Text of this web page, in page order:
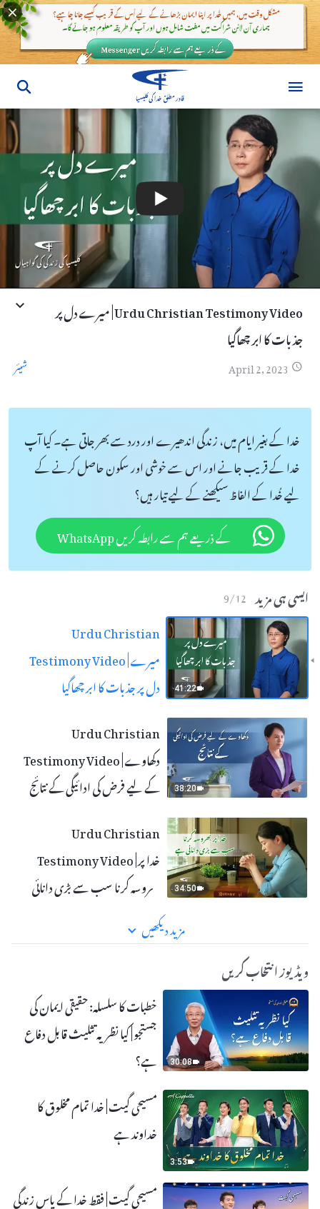
Urdu Christian Testimony Video | میرے دل پر
جذبات کا ابر چھاگیا
April 2, 2023 شیئر
خدا کے بغیر ایام میں، زندگی اندھیرے اور درد سے بھر جاتی ہے۔ کیا آپ
خدا کے قریب جانے اور اس سے خوشی اور سکون حاصل کرنے کے
لیے خُدا کے الفاظ سیکھنے کے لیے تیار ہیں؟
کے ذریعے ہم سے رابطہ کریں WhatsApp
ایسی ہی مزید 9/12
41:22
Urdu Christian
Testimony Video | میرے
دل پر جذبات کا ابر چھاگیا
38:20
Urdu Christian
Testimony Video | دکھاوے
کے لیے فرض کی ادائیگی کے نتائج
34:50
Urdu Christian
Testimony Video | خدا پر
بھروسہ کرنا سب سے بڑی دانائی
ہے
مزید دیکھیں
ویڈیوز انتخاب کریں
30:08
خطبات کا سلسلہ: حقیقی ایمان کی
جستجو | کیا نظریہ تثلیث قابل دفاع
ہے؟
3:53
مسیحی گیت | خدا تمام مخلوق کا
خداوند ہے
مسیحی گیت | فقط خدا کے پاس زندگی